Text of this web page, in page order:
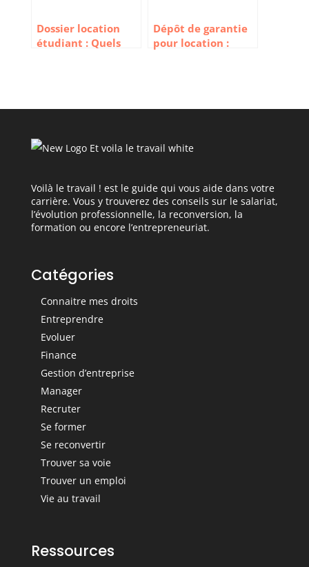
Dossier location
étudiant : Quels
Dépôt de garantie
pour location :
Voilà le travail ! est le guide qui vous aide dans votre
carrière. Vous y trouverez des conseils sur le salariat,
l’évolution professionnelle, la reconversion, la
formation ou encore l’entrepreneuriat.
Catégories
Connaitre mes droits
Entreprendre
Evoluer
Finance
Gestion d’entreprise
Manager
Recruter
Se former
Se reconvertir
Trouver sa voie
Trouver un emploi
Vie au travail
Ressources